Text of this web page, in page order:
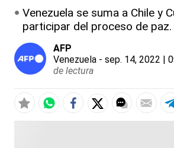
Venezuela se suma a Chile y
participar del proceso de paz.
AFP
Venezuela - sep. 14, 2022 |
de lectura